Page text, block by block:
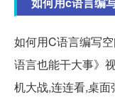
如何用C语言编写
语言也能干大事》
机大战,连连看,桌面